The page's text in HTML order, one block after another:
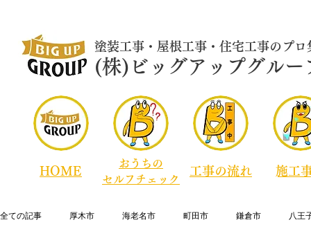
HOME
塗装工事・屋根工事・住宅工事のプロ
​​​(株)ビッグアップグルー
おうちの
セルフチェック
​工事の流れ 施工
全ての記事 厚木市 海老名市 町田市 鎌倉市 八王